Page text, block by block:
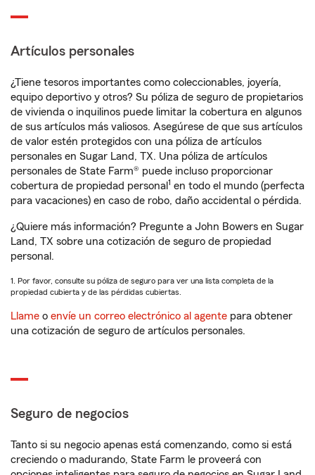
Artículos personales
¿Tiene tesoros importantes como coleccionables, joyería,
equipo deportivo y otros? Su póliza de seguro de propietarios
de vivienda o inquilinos puede limitar la cobertura en algunos
de sus artículos más valiosos. Asegúrese de que sus artículos
de valor estén protegidos con una póliza de artículos
personales en Sugar Land, TX. Una póliza de artículos
personales de State Farm® puede incluso proporcionar
cobertura de propiedad personal 1 en todo el mundo (perfecta
para vacaciones) en caso de robo, daño accidental o pérdida.
¿Quiere más información? Pregunte a John Bowers en Sugar
Land, TX sobre una cotización de seguro de propiedad
personal.
1. Por favor, consulte su póliza de seguro para ver una lista completa de la
propiedad cubierta y de las pérdidas cubiertas.
Llame o envíe un correo electrónico al agente para obtener
una cotización de seguro de artículos personales.
Seguro de negocios
Tanto si su negocio apenas está comenzando, como si está
creciendo o madurando, State Farm le proveerá con